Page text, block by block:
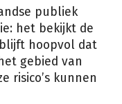
publiek
het bekijkt de
hoopvol dat
gebied van
risico’s kunnen